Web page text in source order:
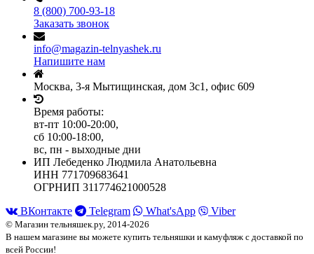
8 (800) 700-93-18
Заказать звонок
info@magazin-telnyashek.ru
Напишите нам
Москва, 3-я Мытищинская, дом 3с1, офис 609
Время работы:
вт-пт 10:00-20:00,
сб 10:00-18:00,
вс, пн - выходные дни
ИП Лебеденко Людмила Анатольевна
ИНН 771709683641
ОГРНИП 311774621000528
ВКонтакте
Telegram What'sApp Viber
© Магазин тельняшек.ру, 2014-2026
В нашем магазине вы можете купить тельняшки и камуфляж с доставкой по
всей России!